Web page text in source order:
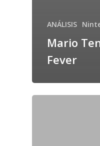
ANÁLISIS
Mario
Fever